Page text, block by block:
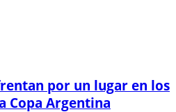
por un lugar en los
Copa Argentina